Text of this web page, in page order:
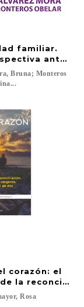
familiar.
Bruna; Monteros
corazón: el
la
Rosa